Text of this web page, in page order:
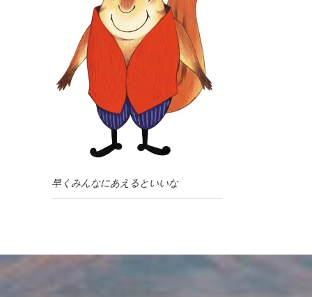
早くみんなにあえるといいな